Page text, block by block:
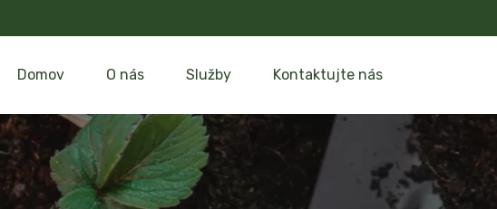
Domov O nás Služby Kontaktujte nás